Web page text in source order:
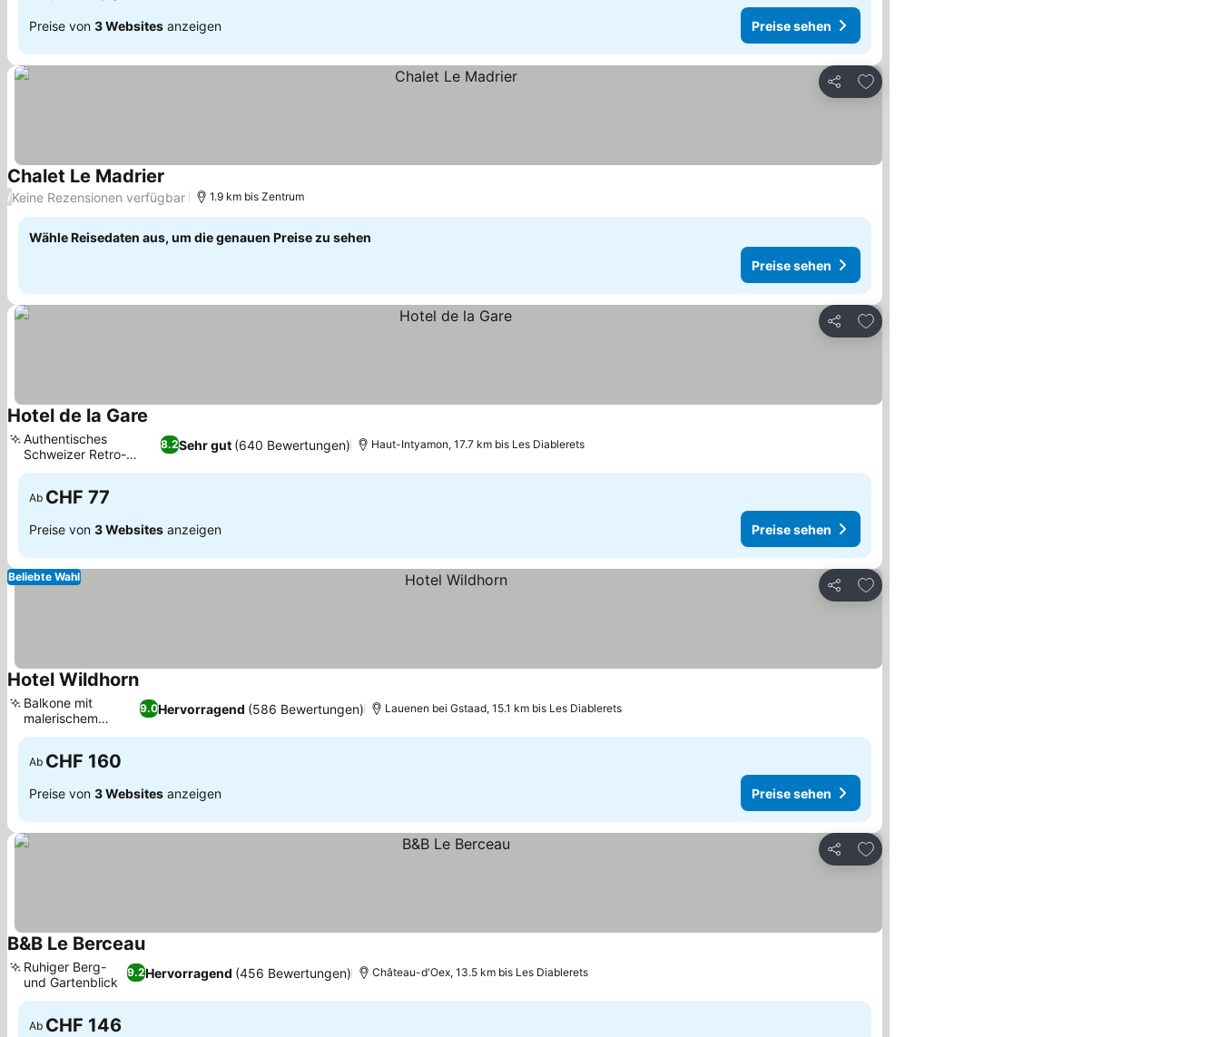
Preise von 3 Websites anzeigen Preise sehen
Teilen
Zu Favoriten hinzufügen
Chalet Le Madrier
/Keine Rezensionen verfügbar 1.9 km bis Zentrum
Wähle Reisedaten aus, um die genauen Preise zu sehen
Preise sehen
Teilen
Zu Favoriten hinzufügen
Hotel de la Gare
8.2Sehr gut (640 Bewertungen)
Authentisches
Schweizer Retro-
Erlebnis
Haut-Intyamon, 17.7 km bis Les Diablerets
Ab CHF 77
Preise von 3 Websites anzeigen Preise sehen
Teilen
Zu Favoriten hinzufügen
Beliebte Wahl
Hotel Wildhorn
9.0Hervorragend (586 Bewertungen)
Balkone mit
malerischem
Bergblick
Lauenen bei Gstaad, 15.1 km bis Les Diablerets
Ab CHF 160
Preise von 3 Websites anzeigen Preise sehen
Teilen
Zu Favoriten hinzufügen
B&B Le Berceau
9.2Hervorragend (456 Bewertungen)
Ruhiger Berg-
und Gartenblick
Château-d'Oex, 13.5 km bis Les Diablerets
Ab CHF 146